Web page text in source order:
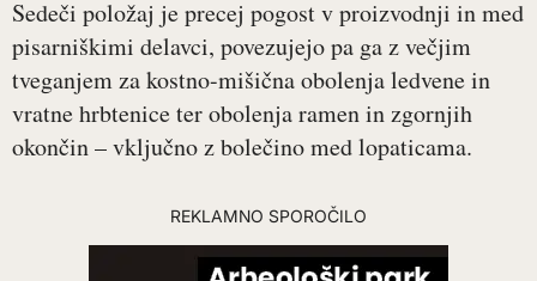
Sedeči položaj je precej pogost v proizvodnji in med
pisarniškimi delavci, povezujejo pa ga z večjim
tveganjem za kostno-mišična obolenja ledvene in
vratne hrbtenice ter obolenja ramen in zgornjih
okončin – vključno z bolečino med lopaticama.
REKLAMNO SPOROČILO